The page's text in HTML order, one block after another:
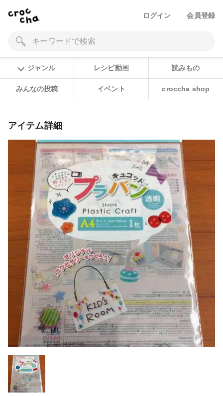
ログイン 会員登録
ジャンル レシピ動画 読みもの
みんなの投稿 イベント croccha shop
アイテム詳細